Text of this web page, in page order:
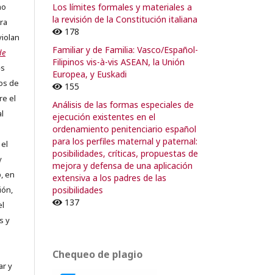
de
el
en
y
y
Los límites formales y materiales a
la revisión de la Constitución italiana
178
Familiar y de Familia: Vasco/Español-
Filipinos vis-à-vis ASEAN, la Unión
Europea, y Euskadi
155
Análisis de las formas especiales de
ejecución existentes en el
ordenamiento penitenciario español
para los perfiles maternal y paternal:
posibilidades, críticas, propuestas de
mejora y defensa de una aplicación
extensiva a los padres de las
posibilidades
137
Chequeo de plagio